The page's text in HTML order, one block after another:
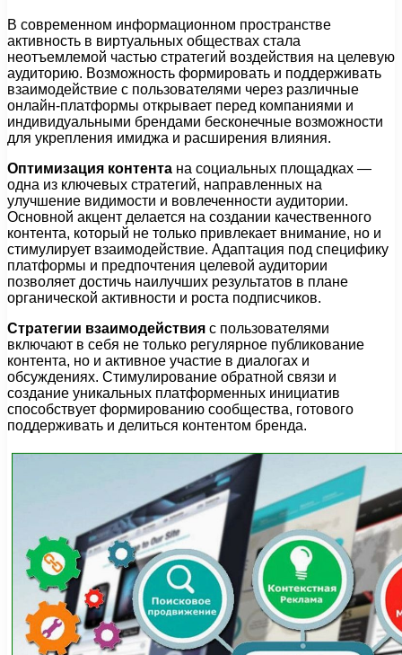
В современном информационном пространстве
активность в виртуальных обществах стала
неотъемлемой частью стратегий воздействия на целевую
аудиторию. Возможность формировать и поддерживать
взаимодействие с пользователями через различные
онлайн-платформы открывает перед компаниями и
индивидуальными брендами бесконечные возможности
для укрепления имиджа и расширения влияния.
Оптимизация контента на социальных площадках —
одна из ключевых стратегий, направленных на
улучшение видимости и вовлеченности аудитории.
Основной акцент делается на создании качественного
контента, который не только привлекает внимание, но и
стимулирует взаимодействие. Адаптация под специфику
платформы и предпочтения целевой аудитории
позволяет достичь наилучших результатов в плане
органической активности и роста подписчиков.
Стратегии взаимодействия с пользователями
включают в себя не только регулярное публикование
контента, но и активное участие в диалогах и
обсуждениях. Стимулирование обратной связи и
создание уникальных платформенных инициатив
способствует формированию сообщества, готового
поддерживать и делиться контентом бренда.